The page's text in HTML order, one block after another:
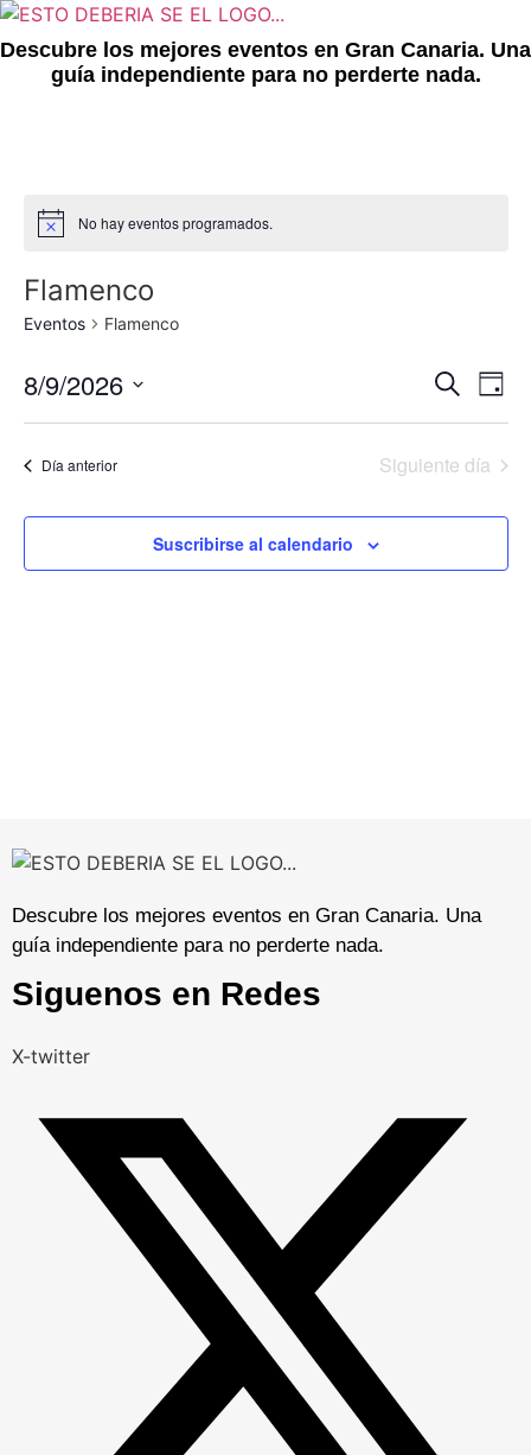
Ir
al
contenido
Descubre los mejores eventos en Gran Canaria. Una
guía independiente para no perderte nada.
Notice No hay eventos programados.
Flamenco
Eventos Flamenco
de
y
Buscar
de
Día
8/9/2026
fecha.
Día anterior Siguiente día
Suscribirse al calendario
Descubre los mejores eventos en Gran Canaria. Una
guía independiente para no perderte nada.
Siguenos en Redes
X-twitter